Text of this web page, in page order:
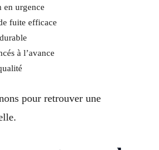
en urgence
fuite efficace
à l’avance
pour retrouver une